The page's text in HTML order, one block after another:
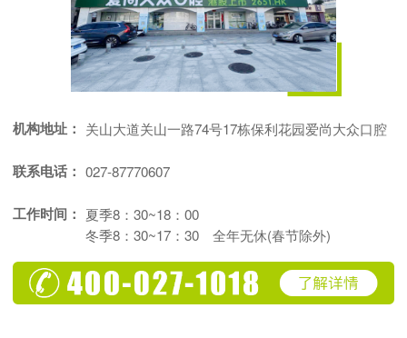
机构地址： 关山大道关山一路74号17栋保利花园爱尚大众口腔
联系电话： 027-87770607
工作时间： 夏季8：30~18：00
冬季8：30~17：30 全年无休(春节除外)